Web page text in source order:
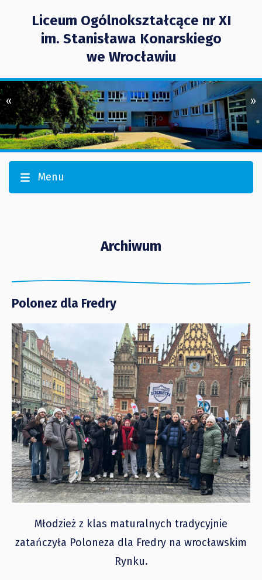
Liceum Ogólnokształcące nr XI
im. Stanisława Konarskiego
we Wrocławiu
« »
Menu
Archiwum
Polonez dla Fredry
Młodzież z klas maturalnych tradycyjnie
zatańczyła Poloneza dla Fredry na wrocławskim
Rynku.